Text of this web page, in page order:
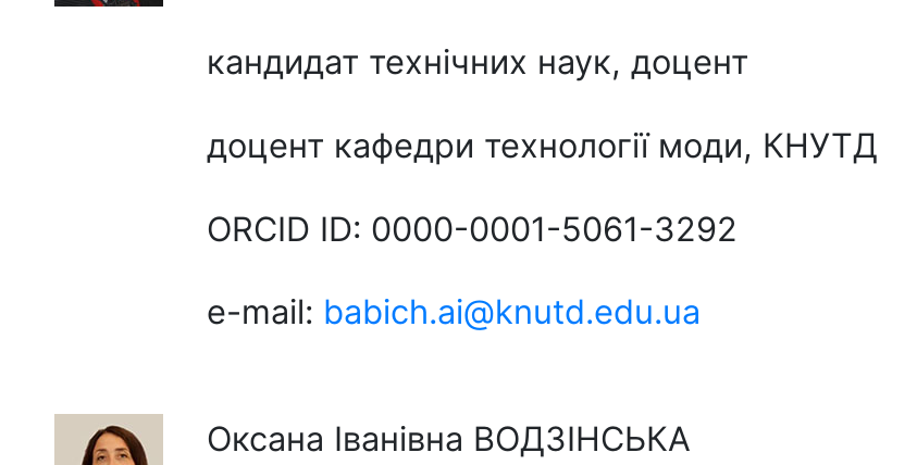
кандидат технічних наук, доцент
доцент кафедри технології моди, КНУТД
ORCID ID: 0000-0001-5061-3292
e-mail: babich.ai@knutd.edu.ua
Оксана Іванівна ВОДЗІНСЬКА